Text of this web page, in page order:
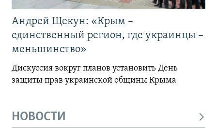
Андрей Щекун: «Крым –
единственный регион, где украинцы –
меньшинство»
Дискуссия вокруг планов установить День
защиты прав украинской общины Крыма
НОВОСТИ